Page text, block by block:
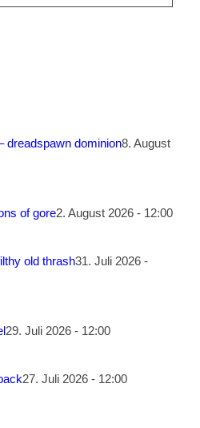
dreadspawn dominion8. August
of gore2. August 2026 - 12:00
old thrash31. Juli 2026 -
29. Juli 2026 - 12:00
27. Juli 2026 - 12:00